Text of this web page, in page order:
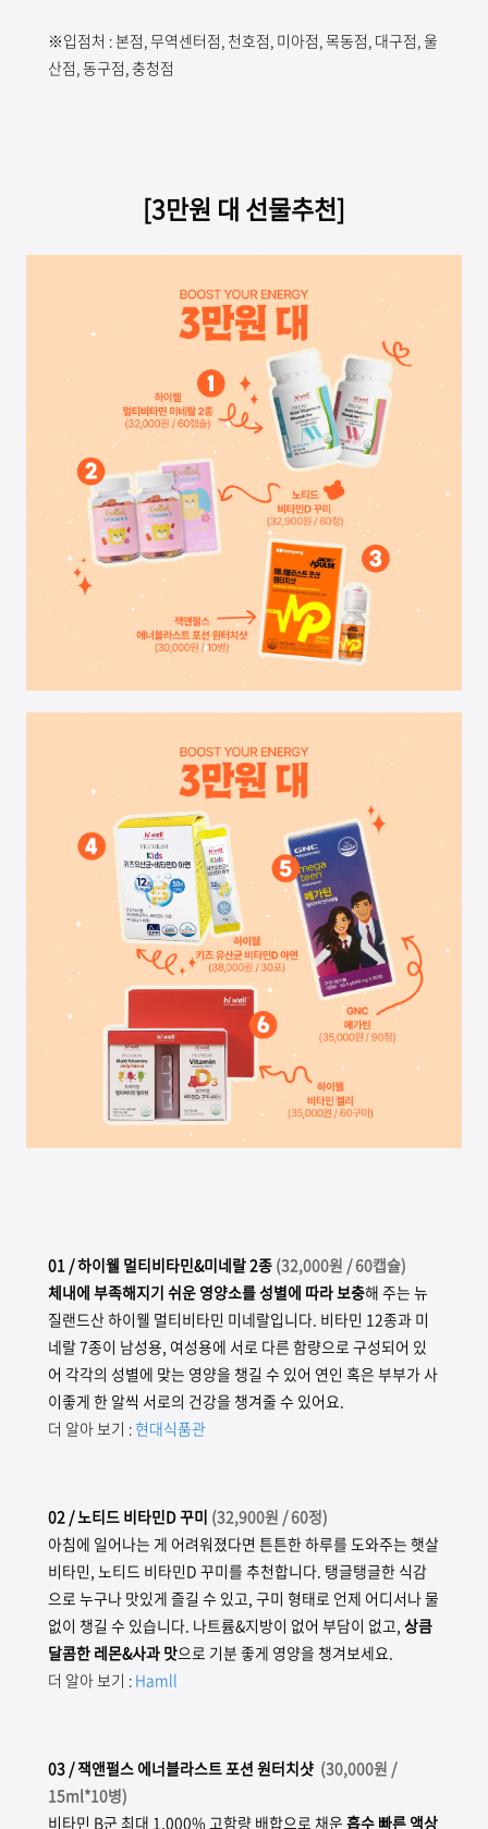
※입점처 : 본점, 무역센터점, 천호점, 미아점, 목동점, 대구점, 울
산점, 동구점, 충청점
[3만원 대 선물추천]
01 / 하이웰 멀티비타민&미네랄 2종 (32,000원 / 60캡슐)
체내에 부족해지기 쉬운 영양소를 성별에 따라 보충해 주는 뉴
질랜드산 하이웰 멀티비타민 미네랄입니다. 비타민 12종과 미
네랄 7종이 남성용, 여성용에 서로 다른 함량으로 구성되어 있
어 각각의 성별에 맞는 영양을 챙길 수 있어 연인 혹은 부부가 사
이좋게 한 알씩 서로의 건강을 챙겨줄 수 있어요.
더 알아 보기 :현대식품관
02 / 노티드 비타민D 꾸미 (32,900원 / 60정)
아침에 일어나는 게 어려워졌다면 튼튼한 하루를 도와주는 햇살
비타민, 노티드 비타민D 꾸미를 추천합니다. 탱글탱글한 식감
으로 누구나 맛있게 즐길 수 있고, 구미 형태로 언제 어디서나 물
없이 챙길 수 있습니다. 나트륨&지방이 없어 부담이 없고, 상큼
달콤한 레몬&사과 맛으로 기분 좋게 영양을 챙겨보세요.
더 알아 보기 : Hamll
03 / 잭앤펄스 에너블라스트 포션 원터치샷 (30,000원 /
15ml*10병)
비타민 B군 최대 1,000% 고함량 배합으로 채운 흡수 빠른 액상